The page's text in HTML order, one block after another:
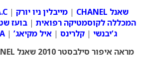
שאנל CHANEL
| מייבלין ניו יורק |
המכללה לקוסמטיקה רפואית |בועז
ג’יבנשי |קלרינס |איל מקיאג’ |
מראה איפור סילבסטר 2010 שאנל